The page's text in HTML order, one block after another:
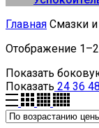
Главная Смазки
Отображение
Показать
Показать 24 36 48